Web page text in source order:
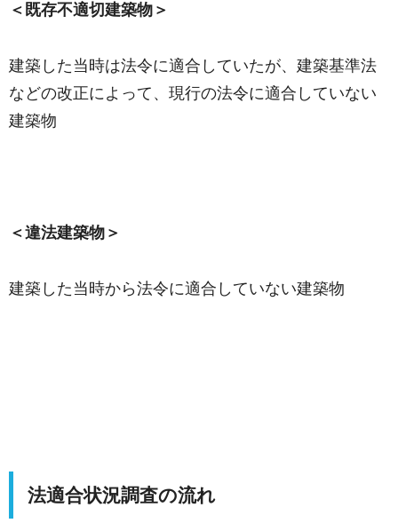
＜既存不適切建築物＞
建築した当時は法令に適合していたが、建築基準法
などの改正によって、現行の法令に適合していない
建築物
＜違法建築物＞
建築した当時から法令に適合していない建築物
法適合状況調査の流れ